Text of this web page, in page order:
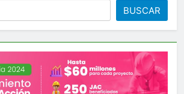
BUSCAR